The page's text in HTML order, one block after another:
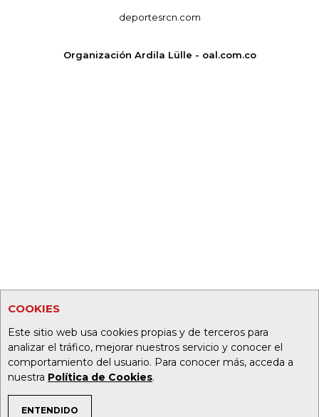
COOKIES
Este sitio web usa cookies propias y de terceros para
analizar el tráfico, mejorar nuestros servicio y conocer el
comportamiento del usuario. Para conocer más, acceda a
nuestra Política de Cookies.
ENTENDIDO
deportesrcn.com
Organización Ardila Lülle - oal.com.co